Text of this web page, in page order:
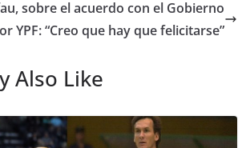
sobre el acuerdo con el Gobierno
YPF: “Creo que hay que felicitarse”
Also Like